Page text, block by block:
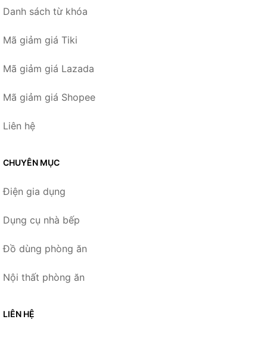
Danh sách từ khóa
Mã giảm giá Tiki
Mã giảm giá Lazada
Mã giảm giá Shopee
Liên hệ
CHUYÊN MỤC
Điện gia dụng
Dụng cụ nhà bếp
Đồ dùng phòng ăn
Nội thất phòng ăn
LIÊN HỆ